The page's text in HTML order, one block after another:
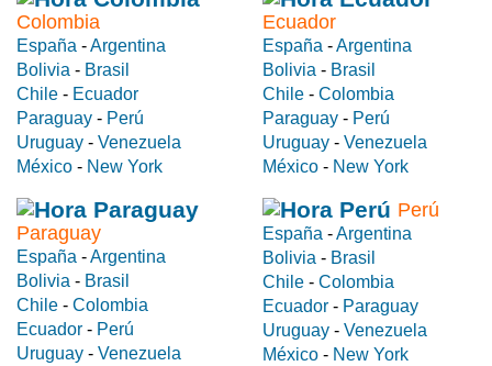
Colombia
España -Argentina
Bolivia - Brasil
Chile - Ecuador
Paraguay - Perú
Uruguay - Venezuela
México - New York
Ecuador
España -Argentina
Bolivia - Brasil
Chile - Colombia
Paraguay - Perú
Uruguay - Venezuela
México - New York
Paraguay
España -Argentina
Bolivia - Brasil
Chile - Colombia
Ecuador - Perú
Uruguay - Venezuela
Perú
España -Argentina
Bolivia - Brasil
Chile - Colombia
Ecuador - Paraguay
Uruguay - Venezuela
México - New York